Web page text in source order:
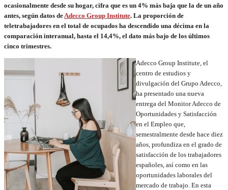
ocasionalmente desde su hogar, cifra que es un 4% más baja que la de un año
antes, según datos deAdecco Group Institute. La proporción de
teletrabajadores en el total de ocupados ha descendido una décima en la
comparación interanual, hasta el 14,4%, el dato más bajo de los últimos
cinco trimestres.
Adecco Group Institute, el
centro de estudios y
divulgación del Grupo Adecco,
ha presentado una nueva
entrega del Monitor Adecco de
Oportunidades y Satisfacción
en el Empleo que,
semestralmente desde hace diez
años, profundiza en el grado de
satisfacción de los trabajadores
españoles, así como en las
oportunidades laborales del
mercado de trabajo. En esta